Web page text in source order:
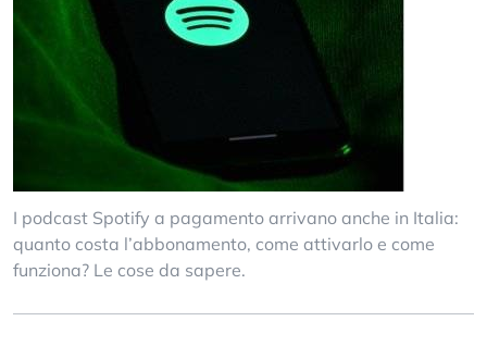
I podcast Spotify a pagamento arrivano anche in Italia:
quanto costa l’abbonamento, come attivarlo e come
funziona? Le cose da sapere.